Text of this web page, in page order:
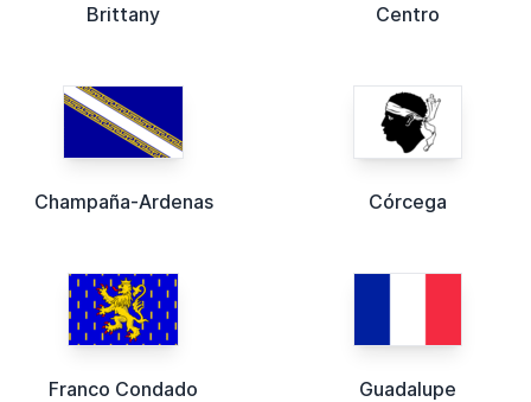
Brittany Centro
Champaña-Ardenas Córcega
Franco Condado Guadalupe